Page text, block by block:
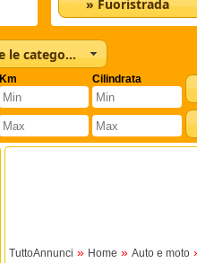
» Fuoristrada
Tutte le categorie
Km Cilindrata
TuttoAnnunci » Home » Auto e moto